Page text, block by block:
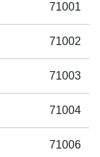
71001
71002
71003
71004
71006